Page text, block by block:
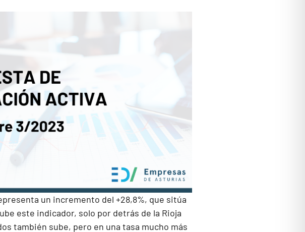
un incremento del +28,8%, que sitúa
este indicador, solo por detrás de la Rioja
también sube, pero en una tasa mucho más